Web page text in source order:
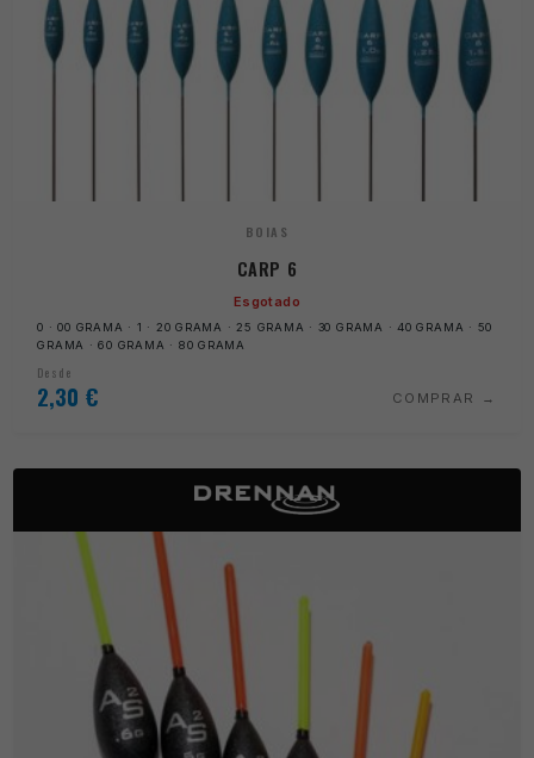
BOIAS
CARP 6
Esgotado
0 · 00 GRAMA · 1 · 20 GRAMA · 25 GRAMA · 30 GRAMA · 40 GRAMA · 50
GRAMA · 60 GRAMA · 80 GRAMA
Desde
2,30 € COMPRAR